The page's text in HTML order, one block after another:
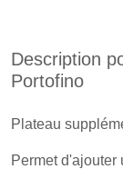
Description
Portofino
Plateau
Permet d'ajouter